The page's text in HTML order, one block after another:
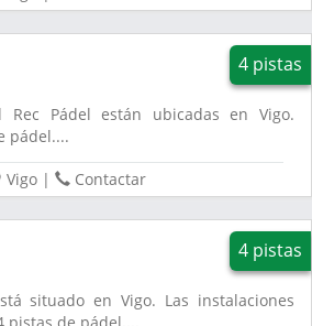
4 pistas
Rec Pádel están ubicadas en Vigo.
pádel....
Vigo| Contactar
4 pistas
situado en Vigo. Las instalaciones